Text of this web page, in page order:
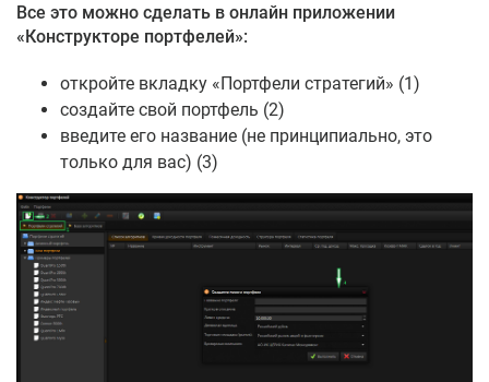
Все это можно сделать в онлайн приложении
«Конструкторе портфелей»:
откройте вкладку «Портфели стратегий» (1)
создайте свой портфель (2)
введите его название (не принципиально, это
только для вас) (3)